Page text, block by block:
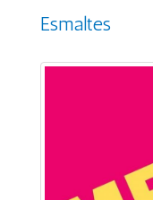
Esmaltes